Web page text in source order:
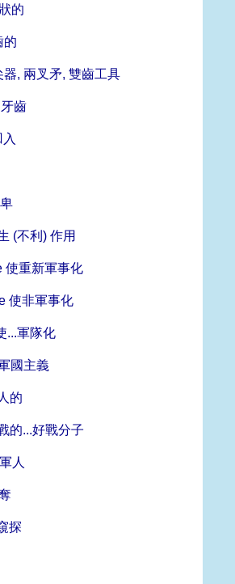
的
的
器, 兩叉矛, 雙齒工具
齒
(不利) 作用
使重新軍事化
使非軍事化
...軍隊化
國主義
的
的...好戰分子
人
探